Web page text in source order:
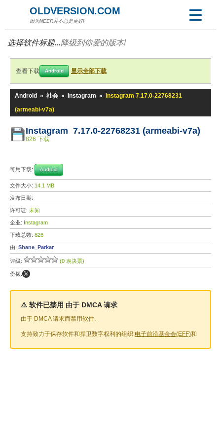
OLDVERSION.COM
因为NEER并不总是更好!
选择软件标题...降级到你爱的版本!
查看下载 Android 显示全部下载
Android » 社会 » Instagram »
Instagram 7.17.0-22768231
(armeabi-v7a)
Instagram 7.17.0-22768231 (armeabi-v7a)
826 下载
可用下载: Android
文件大小: 14.1 MB
发布日期:
许可证: 未知
企业: Instagram
下载总数: 826
由: Shane_Parkar
评级: (0 表决票)
份额:
⚠️ 软件已禁用 由于 DMCA 请求
由于 DMCA 请求而禁用软件.
支持致力于保存软件和捍卫数字权利的组织:电子前沿基金会(EFF)和